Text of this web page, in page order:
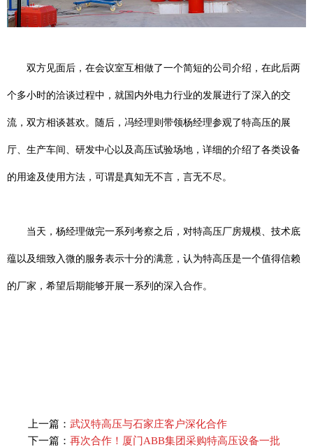
双方见面后，在会议室互相做了一个简短的公司介绍，在此后两
个多小时的洽谈过程中，就国内外电力行业的发展进行了深入的交
流，双方相谈甚欢。随后，冯经理则带领杨经理参观了特高压的展
厅、生产车间、研发中心以及高压试验场地，详细的介绍了各类设备
的用途及使用方法，可谓是真知无不言，言无不尽。
当天，杨经理做完一系列考察之后，对特高压厂房规模、技术底
蕴以及细致入微的服务表示十分的满意，认为特高压是一个值得信赖
的厂家，希望后期能够开展一系列的深入合作。
上一篇： 武汉特高压与石家庄客户深化合作​
下一篇： 再次合作！厦门ABB集团采购特高压设备一批